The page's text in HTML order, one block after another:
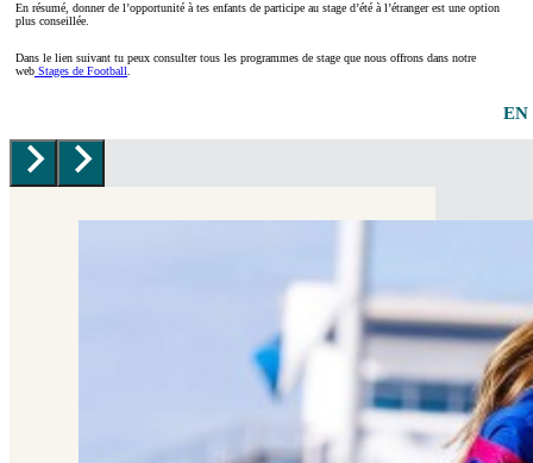
En résumé, donner de l’opportunité à tes enfants de participe au stage d’été à l’étranger est une option
plus conseillée.
Dans le lien suivant tu peux consulter tous les programmes de stage que nous offrons dans notre
web Stages de Football
EN